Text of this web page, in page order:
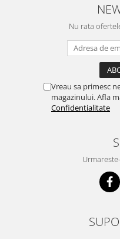
Nu rata
Vreau sa primesc
magazinului. Afla
Confidentialitate